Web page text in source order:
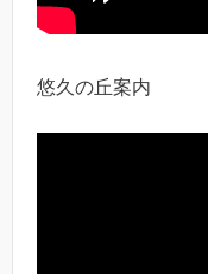
悠久の丘案内